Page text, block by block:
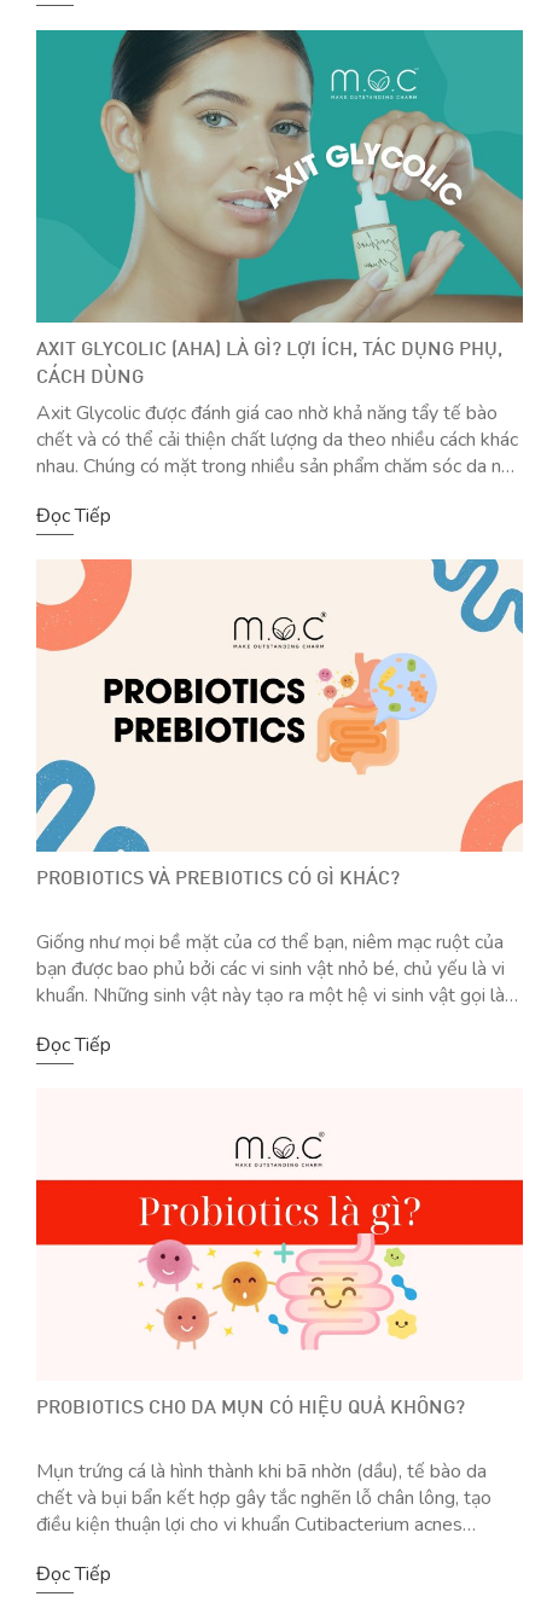
AXIT GLYCOLIC (AHA) LÀ GÌ? LỢI ÍCH, TÁC DỤNG PHỤ,
CÁCH DÙNG
Axit Glycolic được đánh giá cao nhờ khả năng tẩy tế bào
chết và có thể cải thiện chất lượng da theo nhiều cách khác
nhau. Chúng có mặt trong nhiều sản phẩm chăm sóc da như
peel. Tùy thuộc vào loại da, […]
Đọc Tiếp
PROBIOTICS VÀ PREBIOTICS CÓ GÌ KHÁC?
Giống như mọi bề mặt của cơ thể bạn, niêm mạc ruột của
bạn được bao phủ bởi các vi sinh vật nhỏ bé, chủ yếu là vi
khuẩn. Những sinh vật này tạo ra một hệ vi sinh vật gọi là
toàn bộ cơ thể […]
Đọc Tiếp
PROBIOTICS CHO DA MỤN CÓ HIỆU QUẢ KHÔNG?
Mụn trứng cá là hình thành khi bã nhờn (dầu), tế bào da
chết và bụi bẩn kết hợp gây tắc nghẽn lỗ chân lông, tạo
điều kiện thuận lợi cho vi khuẩn Cutibacterium acnes
phương pháp điều trị đã được chứng minh hiệu quả, và […]
Đọc Tiếp